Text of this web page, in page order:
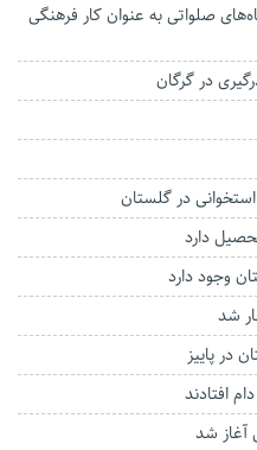
صلواتی به عنوان کار فرهنگی
در گرگان
شد
در پاییز
افتادند
آغاز شد